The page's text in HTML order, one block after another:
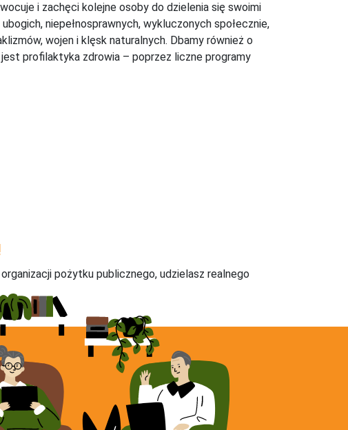
i zachęci kolejne osoby do dzielenia się swoimi
niepełnosprawnych, wykluczonych społecznie,
wojen i klęsk naturalnych. Dbamy również o
profilaktyka zdrowia – poprzez liczne programy
pożytku publicznego, udzielasz realnego